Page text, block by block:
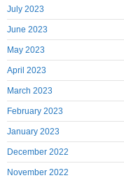
July 2023
June 2023
May 2023
April 2023
March 2023
February 2023
January 2023
December 2022
November 2022